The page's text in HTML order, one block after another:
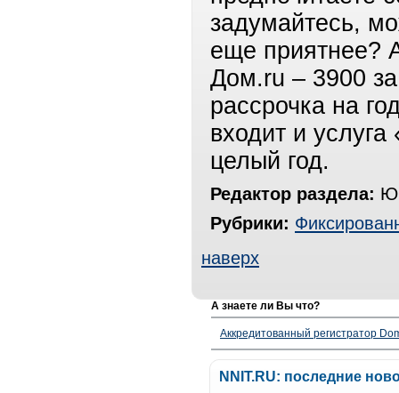
задумайтесь,
еще приятнее?
Дом.ru – 3900
рассрочка на
входит и
целый год.
Редактор раздела:
Рубрики:
наверх
А знаете ли Вы что?
Аккредитованный регистратор
NNIT.RU: последние